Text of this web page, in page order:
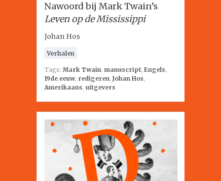
Nawoord bij Mark Twain’s
Leven op de Mississippi
Johan Hos
Verhalen
Tags: Mark Twain, manuscript, Engels,
19de eeuw, redigeren, Johan Hos,
Amerikaans, uitgevers